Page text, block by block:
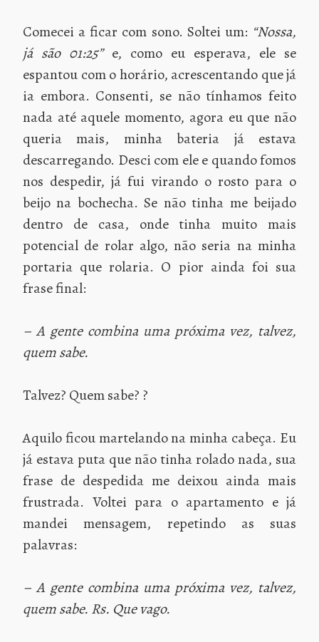
Comecei a ficar com sono. Soltei um: “Nossa,
já são 01:25” e, como eu esperava, ele se
espantou com o horário, acrescentando que já
ia embora. Consenti, se não tínhamos feito
nada até aquele momento, agora eu que não
queria mais, minha bateria já estava
descarregando. Desci com ele e quando fomos
nos despedir, já fui virando o rosto para o
beijo na bochecha. Se não tinha me beijado
dentro de casa, onde tinha muito mais
potencial de rolar algo, não seria na minha
portaria que rolaria. O pior ainda foi sua
frase final:
– A gente combina uma próxima vez, talvez,
quem sabe.
Talvez? Quem sabe? ?
Aquilo ficou martelando na minha cabeça. Eu
já estava puta que não tinha rolado nada, sua
frase de despedida me deixou ainda mais
frustrada. Voltei para o apartamento e já
mandei mensagem, repetindo as suas
palavras:
– A gente combina uma próxima vez, talvez,
quem sabe. Rs. Que vago.